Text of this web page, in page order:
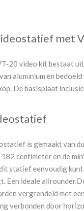
met
20 video kit bestaat
aluminium en
De basisplaat
is gemaakt van
centimeter en de
statief eenvoudig
Een ideale
vergrendeld met
verbonden door